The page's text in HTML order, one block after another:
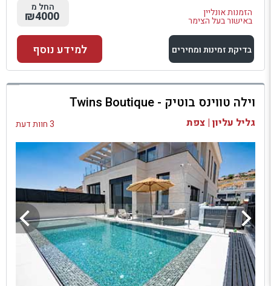
הזמנות אונליין
באישור בעל הצימר
החל מ
₪4000
בדיקת זמינות ומחירים
למתחם זה
בדיקת זמינות ומחירים
למידע נוסף
וילה טווינס בוטיק - Twins Boutique
גליל עליון | צפת 3 חוות דעת